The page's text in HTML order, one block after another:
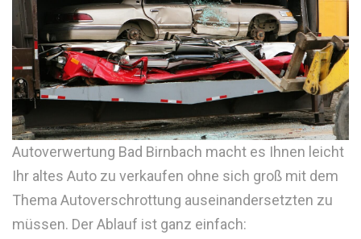
Autoverwertung Bad Birnbach macht es Ihnen leicht
Ihr altes Auto zu verkaufen ohne sich groß mit dem
Thema Autoverschrottung auseinandersetzten zu
müssen. Der Ablauf ist ganz einfach: